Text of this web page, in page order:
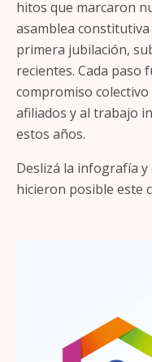
hitos que marcaron
asamblea
primera jubilación,
recientes. Cada paso
compromiso
afiliados y al trabajo
estos años.
Deslizá la infografía
hicieron posible este